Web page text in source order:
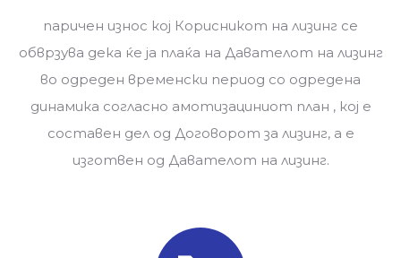
паричен износ кој Корисникот на лизинг се
обврзува дека ќе ја плаќа на Давателот на лизинг
во одреден временски период со одредена
динамика согласно амотизациниот план , кој е
составен дел од Договорот за лизинг, а е
изготвен од Давателот на лизинг.